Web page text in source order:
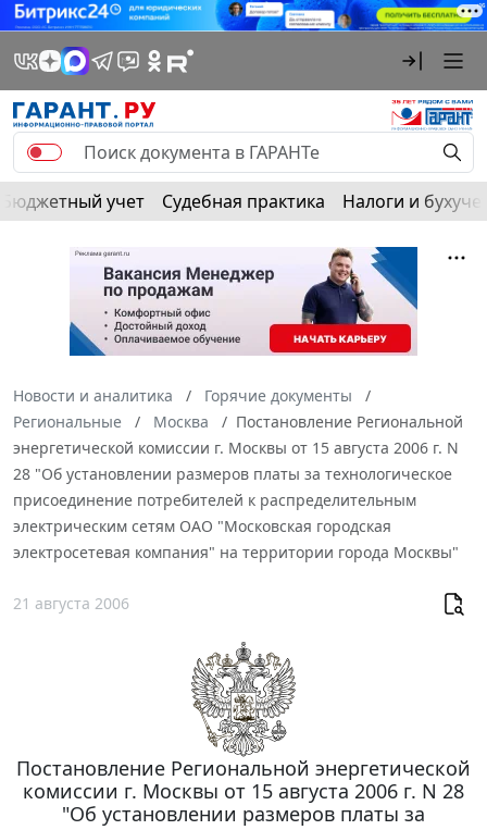
Бюджетный учет Судебная практика Налоги и
Новости и аналитика
Горячие документы
Региональные
Москва
Постановление Региональной
энергетической комиссии г. Москвы от 15 августа 2006 г. N
28 "Об установлении размеров платы за технологическое
присоединение потребителей к распределительным
электрическим сетям ОАО "Московская городская
электросетевая компания" на территории города Москвы"
21 августа 2006
Постановление Региональной энергетической
комиссии г. Москвы от 15 августа 2006 г. N 28
"Об установлении размеров платы за